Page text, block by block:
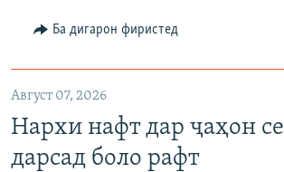
Ба дигарон фиристед
Август 07, 2026
Нархи нафт дар ҷаҳон се
дарсад боло рафт